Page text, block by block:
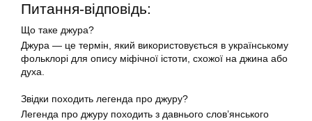
Питання-відповідь:
Що таке джура?
Джура — це термін, який використовується в українському
фольклорі для опису міфічної істоти, схожої на джина або
духа.
Звідки походить легенда про джуру?
Легенда про джуру походить з давнього слов’янського